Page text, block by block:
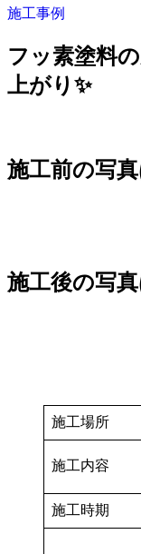
施工事例
フッ素塗料
上がり✨
施工前の写
施工後の写
施工場所
施工内容
施工時期